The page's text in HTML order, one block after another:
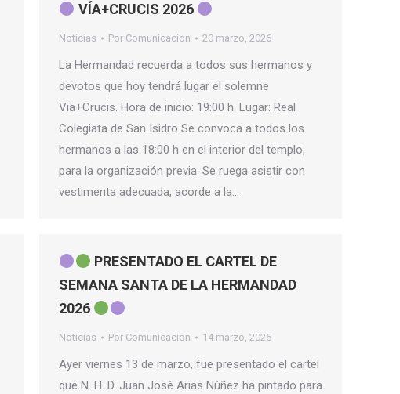
VÍA+CRUCIS 2026
Noticias Por Comunicacion 20 marzo, 2026
La Hermandad recuerda a todos sus hermanos y
devotos que hoy tendrá lugar el solemne
Via+Crucis. Hora de inicio: 19:00 h. Lugar: Real
Colegiata de San Isidro Se convoca a todos los
hermanos a las 18:00 h en el interior del templo,
para la organización previa. Se ruega asistir con
vestimenta adecuada, acorde a la…
PRESENTADO EL CARTEL DE
SEMANA SANTA DE LA HERMANDAD
2026
Noticias Por Comunicacion 14 marzo, 2026
Ayer viernes 13 de marzo, fue presentado el cartel
que N. H. D. Juan José Arias Núñez ha pintado para